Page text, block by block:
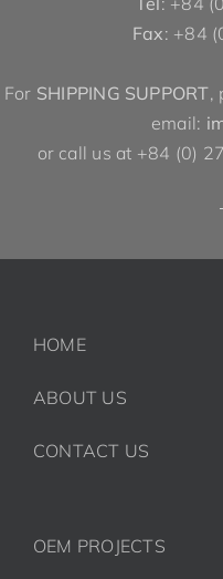
Fax: +84
For SHIPPING SUPPORT,
email:
or call us at +84 (0)
HOME
ABOUT US
CONTACT US
OEM PROJECTS